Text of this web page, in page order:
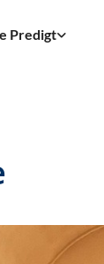
Predigt